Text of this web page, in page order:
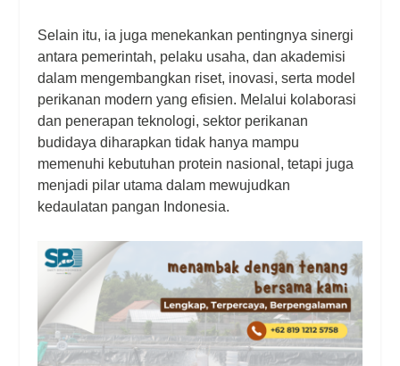
Selain itu, ia juga menekankan pentingnya sinergi
antara pemerintah, pelaku usaha, dan akademisi
dalam mengembangkan riset, inovasi, serta model
perikanan modern yang efisien. Melalui kolaborasi
dan penerapan teknologi, sektor perikanan
budidaya diharapkan tidak hanya mampu
memenuhi kebutuhan protein nasional, tetapi juga
menjadi pilar utama dalam mewujudkan
kedaulatan pangan Indonesia.